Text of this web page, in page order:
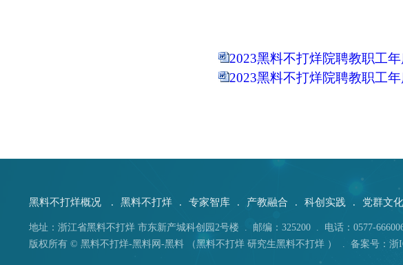
2023黑料不打烊院聘教职工
2023黑料不打烊院聘教职工
黑料不打烊概况 . 黑料不打烊 . 专家智库 . 产教融合 . 科创实践 . 党群文化
地址：浙江省黑料不打烊 市东新产城科创园2号楼 . 邮编：325200 . 电话：0577-
版权所有 © 黑料不打烊-黑料网-黑料 （黑料不打烊 研究生黑料不打烊 ） . 备案号：浙